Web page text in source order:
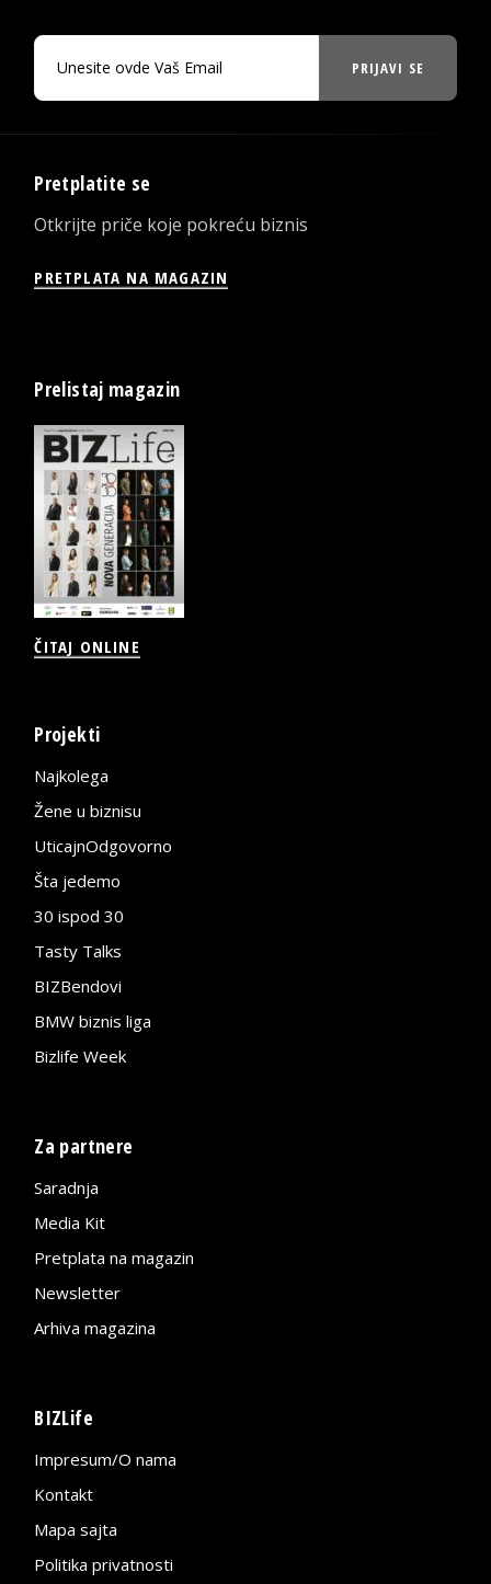
PRIJAVI SE
Pretplatite se
Otkrijte priče koje pokreću biznis
PRETPLATA NA MAGAZIN
Prelistaj magazin
ČITAJ ONLINE
Projekti
Najkolega
Žene u biznisu
UticajnOdgovorno
Šta jedemo
30 ispod 30
Tasty Talks
BIZBendovi
BMW biznis liga
Bizlife Week
Za partnere
Saradnja
Media Kit
Pretplata na magazin
Newsletter
Arhiva magazina
BIZLife
Impresum/O nama
Kontakt
Mapa sajta
Politika privatnosti